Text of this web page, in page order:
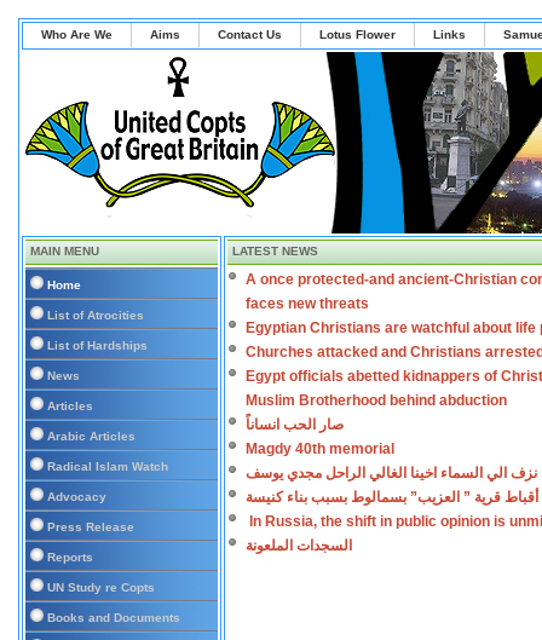
Who Are We Aims Contact Us Lotus Flower Links
MAIN MENU
Home
List of Atrocities
List of Hardships
News
Articles
Arabic Articles
Radical Islam Watch
Advocacy
Press Release
Reports
UN Study re Copts
Books and Documents
LATEST NEWS
A once protected-and ancient-Christian
faces new threats
Egyptian Christians are watchful about life
Churches attacked and Christians
Egypt officials abetted kidnappers of
Muslim Brotherhood behind abduction
صار الحب انساناً
Magdy 40th memorial
نزف الي السماء اخينا الغالي الراحل مجدي يوسف
أقباط قرية ” العزيب” بسمالوط بسبب بناء كنيسة
In Russia, the shift in public opinion is
السجدات الملعونة